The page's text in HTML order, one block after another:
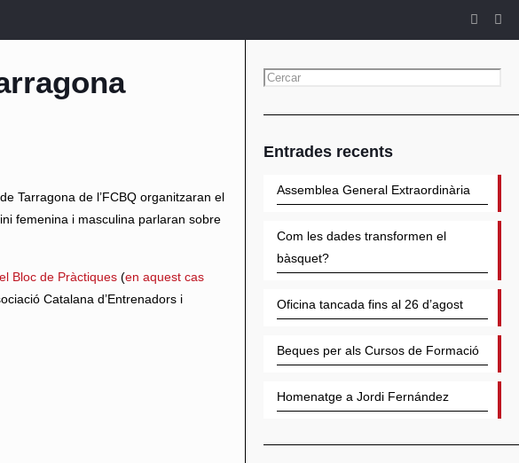
Tarragona de l’FCBQ organitzaran el
femenina i masculina parlaran sobre
Bloc de Pràctiques (en aquest cas
Catalana d’Entrenadors i
Entrades recents
Assemblea General Extraordinària
Com les dades transformen el
bàsquet?
Oficina tancada fins al 26 d’agost
Beques per als Cursos de Formació
Homenatge a Jordi Fernández